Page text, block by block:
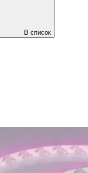
В список